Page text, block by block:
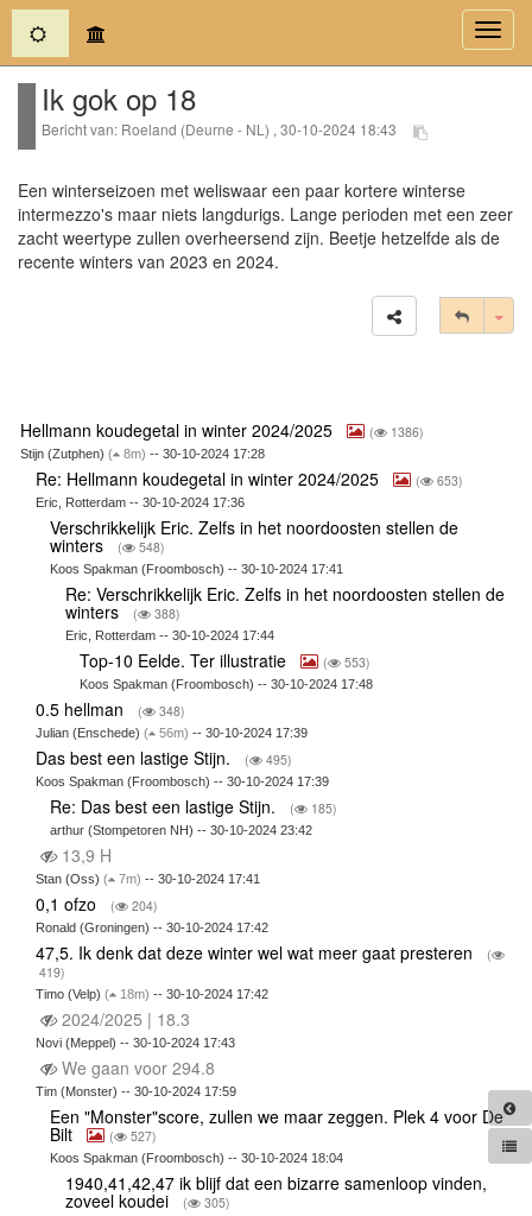
(current)
Ik gok op 18
Bericht van: Roeland (Deurne - NL) , 30-10-2024 18:43
Een winterseizoen met weliswaar een paar kortere winterse
intermezzo's maar niets langdurigs. Lange perioden met een zeer
zacht weertype zullen overheersend zijn. Beetje hetzelfde als de
recente winters van 2023 en 2024.
Hellmann koudegetal in winter 2024/2025 ( 1386)
Stijn (Zutphen) ( 8m) -- 30-10-2024 17:28
Re: Hellmann koudegetal in winter 2024/2025 ( 653)
Eric, Rotterdam -- 30-10-2024 17:36
Verschrikkelijk Eric. Zelfs in het noordoosten stellen de
winters ( 548)
Koos Spakman (Froombosch) -- 30-10-2024 17:41
Re: Verschrikkelijk Eric. Zelfs in het noordoosten stellen de
winters ( 388)
Eric, Rotterdam -- 30-10-2024 17:44
Top-10 Eelde. Ter illustratie ( 553)
Koos Spakman (Froombosch) -- 30-10-2024 17:48
0.5 hellman ( 348)
Julian (Enschede) ( 56m) -- 30-10-2024 17:39
Das best een lastige Stijn. ( 495)
Koos Spakman (Froombosch) -- 30-10-2024 17:39
Re: Das best een lastige Stijn. ( 185)
arthur (Stompetoren NH) -- 30-10-2024 23:42
13,9 H
Stan (Oss) ( 7m) -- 30-10-2024 17:41
0,1 ofzo ( 204)
Ronald (Groningen) -- 30-10-2024 17:42
47,5. Ik denk dat deze winter wel wat meer gaat presteren
(
419)
Timo (Velp) ( 18m) -- 30-10-2024 17:42
2024/2025 | 18.3
Novi (Meppel) -- 30-10-2024 17:43
We gaan voor 294.8
Tim (Monster) -- 30-10-2024 17:59
Een "Monster"score, zullen we maar zeggen. Plek 4 voor De
Bilt ( 527)
Koos Spakman (Froombosch) -- 30-10-2024 18:04
1940,41,42,47 ik blijf dat een bizarre samenloop vinden,
zoveel koudei ( 305)